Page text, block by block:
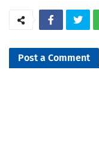
Post a Comment